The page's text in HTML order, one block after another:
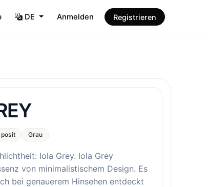
DE Anmelden Registrieren
Grau
Iola Grey. Iola Grey
von minimalistischem Design. Es
bei genauerem Hinsehen entdeckt